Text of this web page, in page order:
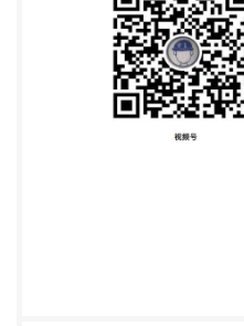
系统”更改为“安全检查系
5.4、5.5）； h)增加了“
i)增加了“安全要求”章（
序相关内容（见第7章，
改了系统检验相关内容